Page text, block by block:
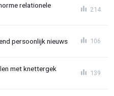
relationele
214
persoonlijk nieuws 106
met knettergek
139